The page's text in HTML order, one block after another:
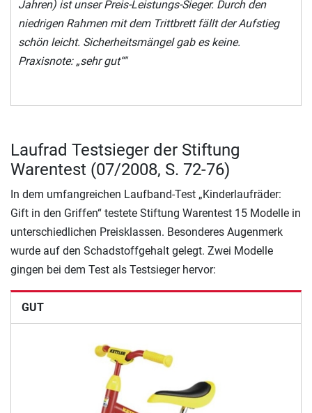
Jahren) ist unser Preis-Leistungs-Sieger. Durch den
niedrigen Rahmen mit dem Trittbrett fällt der Aufstieg
schön leicht. Sicherheitsmängel gab es keine.
Praxisnote: „sehr gut“"
Laufrad Testsieger der Stiftung
Warentest (07/2008, S. 72-76)
In dem umfangreichen Laufband-Test „Kinderlaufräder:
Gift in den Griffen“ testete Stiftung Warentest 15 Modelle in
unterschiedlichen Preisklassen. Besonderes Augenmerk
wurde auf den Schadstoffgehalt gelegt. Zwei Modelle
gingen bei dem Test als Testsieger hervor:
GUT